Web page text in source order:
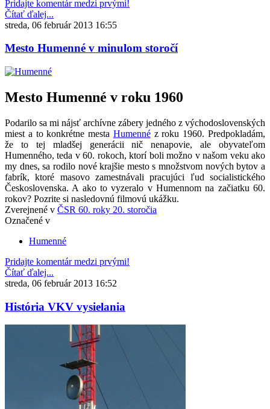
Pridajte komentár medzi prvými!
Čítať ďalej...
streda, 06 február 2013 16:55
Mesto Humenné v minulom storočí
Mesto Humenné v roku 1960
Podarilo sa mi nájsť archívne zábery jedného z východoslovenských
miest a to konkrétne mesta Humennéz roku 1960. Predpokladám,
že to tej mladšej generácii nič nenapovie, ale obyvateľom
Humenného, teda v 60. rokoch, ktorí boli možno v našom veku ako
my dnes, sa rodilo nové krajšie mesto s množstvom nových bytov a
fabrík, ktoré masovo zamestnávali pracujúci ľud socialistického
Československa. A ako to vyzeralo v Humennom na začiatku 60.
rokov? Pozrite si nasledovnú filmovú ukážku.
Zverejnené v ČSR 60. roky 20. storočia
Označené v
Humenné
Pridajte komentár medzi prvými!
Čítať ďalej...
streda, 06 február 2013 16:52
História VKV vysielania